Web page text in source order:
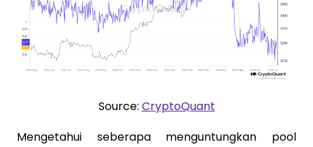
Source: CryptoQuant
Mengetahui seberapa menguntungkan pool